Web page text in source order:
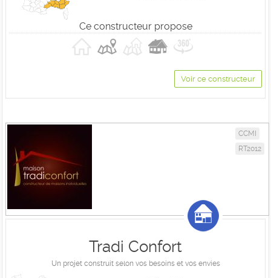
Ce constructeur propose
Voir ce constructeur
CCMI
RT2012
Tradi Confort
Un projet construit selon vos besoins et vos envies